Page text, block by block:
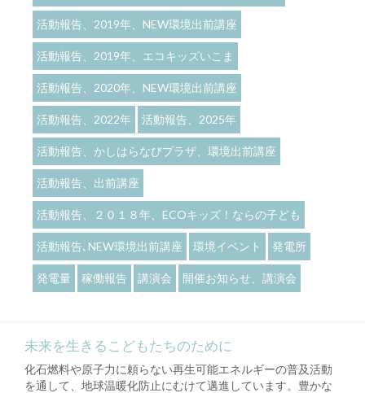
活動報告、2019年、NEW環境出前講座
活動報告、2019年、エコキッズいこま
活動報告、2020年、NEW環境出前講座
活動報告、2022年 活動報告、2025年
活動報告、かしはらなびプラザ、環境出前講座
活動報告、出前講座
活動報告、２０１８年、ECOキッズ！ならの子ども
活動報告､NEW環境出前講座 環境イベント 発電所
発電量 稼働報告 講演会 開催お知らせ、講演会
未来を生きるこどもたちのために
化石燃料や原子力に頼らない再生可能エネルギーの普及活動
を通して、地球温暖化防止にむけて邁進しています。豊かな